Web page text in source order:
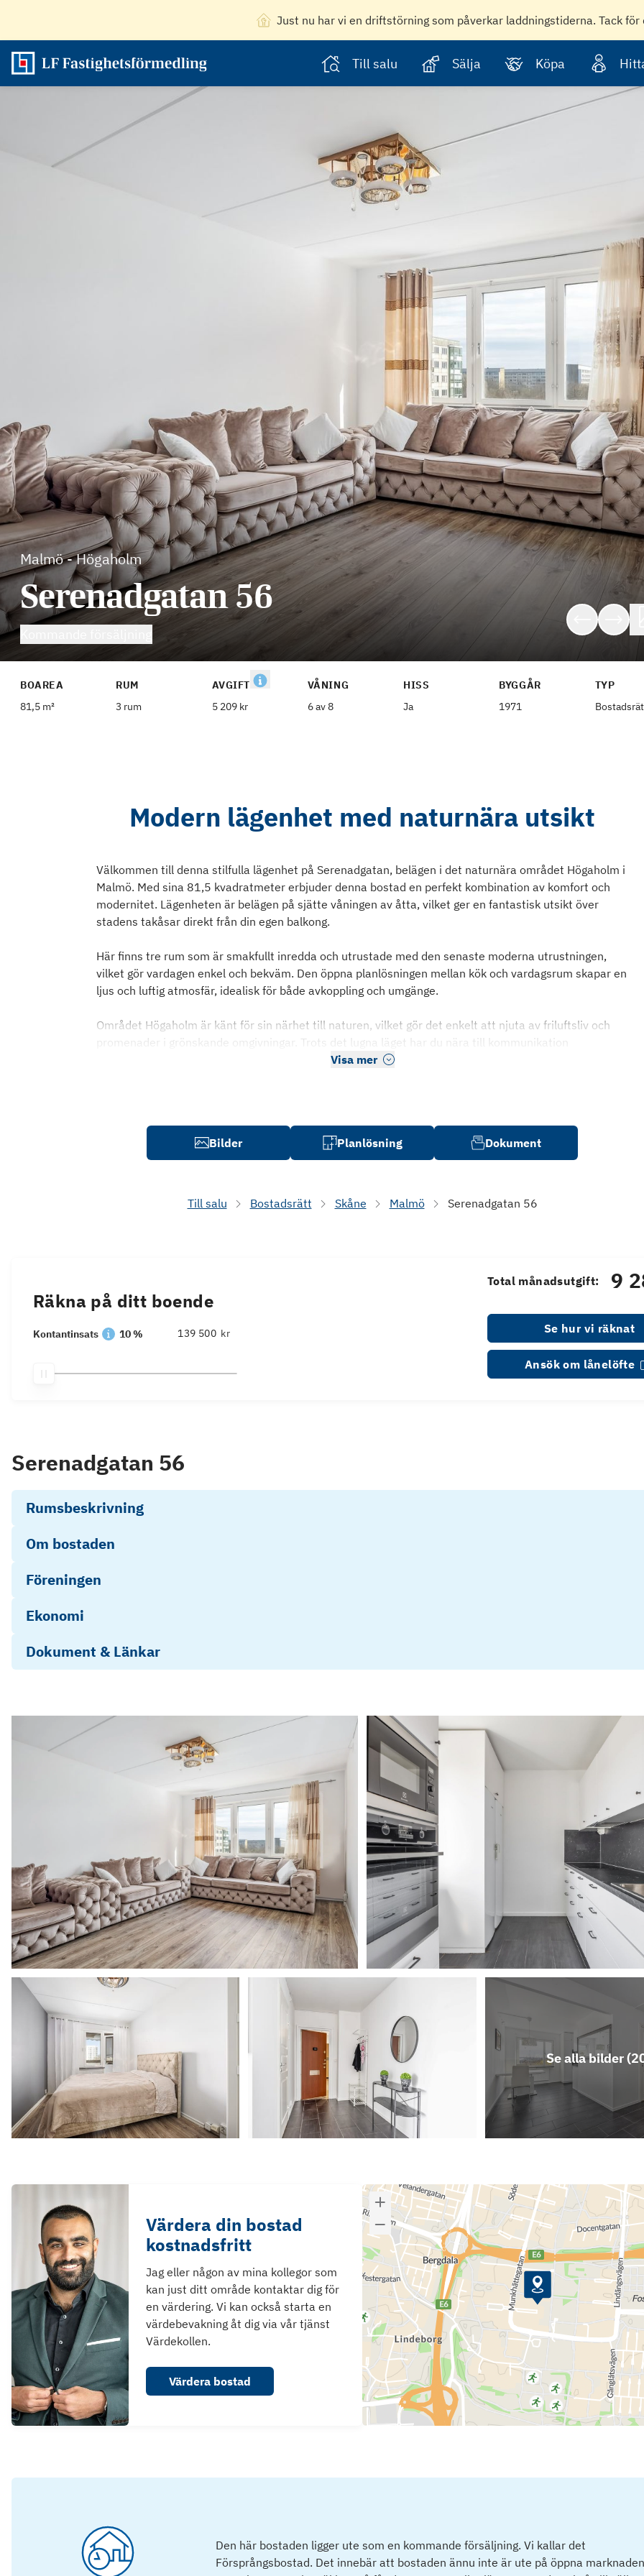
Just nu har vi en driftstörning som påverkar laddningstiderna. Tack
Till salu Sälja Köpa
Malmö-Högaholm
Serenadgatan 56
BOAREA
81,5 m²
RUM
3 rum
AVGIFT
5 209 kr
VÅNING
6 av 8
HISS
Ja
BYGGÅR
1971
TYP
Modern lägenhet med naturnära utsikt
Välkommen till denna stilfulla lägenhet på Serenadgatan, belägen i det naturnära området Högaholm i
Malmö. Med sina 81,5 kvadratmeter erbjuder denna bostad en perfekt kombination av komfort och
modernitet. Lägenheten är belägen på sjätte våningen av åtta, vilket ger en fantastisk utsikt över
stadens takåsar direkt från din egen balkong.
Här finns tre rum som är smakfullt inredda och utrustade med den senaste moderna utrustningen,
vilket gör vardagen enkel och bekväm. Den öppna planlösningen mellan kök och vardagsrum skapar en
ljus och luftig atmosfär, idealisk för både avkoppling och umgänge.
Området Högaholm är känt för sin närhet till naturen, vilket gör det enkelt att njuta av friluftsliv och
promenader i grönskande omgivningar. Trots det lugna läget har du nära till kommunikation
Visa mer
Bilder Planlösning Dokument
Till salu Bostadsrätt Skåne Malmö Serenadgatan 56
Räkna på ditt boende
Kontantinsats 10 % kr
Total månadsutgift: 9
Se hur vi räknat
Ansök om lånelöfte
Serenadgatan 56
Rumsbeskrivning
Om bostaden
Föreningen
Ekonomi
Dokument & Länkar
Stadgar Högaholm 2023 Årsredovisning 2024-2025 Hsb Brf Högaholm
Se alla bilder (
Värdera din bostad
kostnadsfritt
Jag eller någon av mina kollegor som
kan just ditt område kontaktar dig för
en värdering. Vi kan också starta en
värdebevakning åt dig via vår tjänst
Värdekollen.
Värdera bostad
Den här bostaden ligger ute som en kommande försäljning. Vi kallar det
Försprångsbostad. Det innebär att bostaden ännu inte är ute på öppna